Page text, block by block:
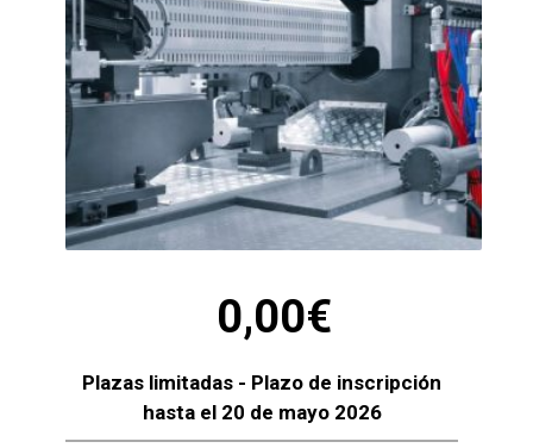
0,00€
Plazas limitadas - Plazo de inscripción
hasta el 20 de mayo 2026